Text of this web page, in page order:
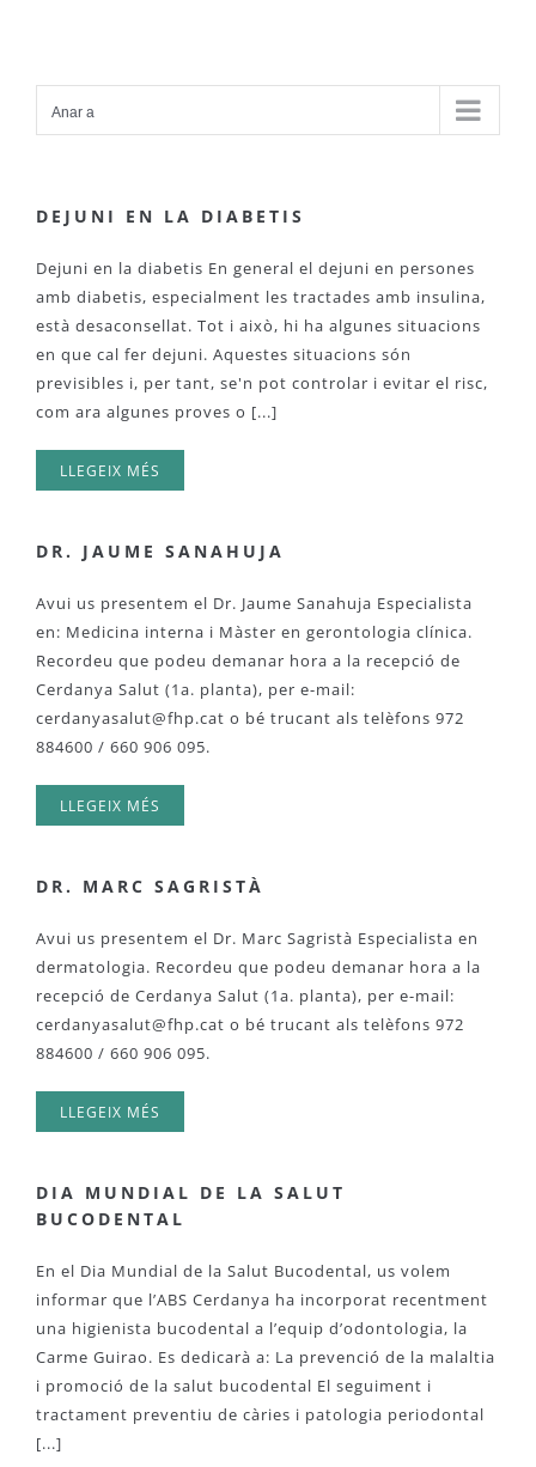
Anar a
DEJUNI EN LA DIABETIS
Dejuni en la diabetis En general el dejuni en persones
amb diabetis, especialment les tractades amb insulina,
està desaconsellat. Tot i això, hi ha algunes situacions
en que cal fer dejuni. Aquestes situacions són
previsibles i, per tant, se'n pot controlar i evitar el risc,
com ara algunes proves o [...]
LLEGEIX MÉS
DR. JAUME SANAHUJA
Avui us presentem el Dr. Jaume Sanahuja Especialista
en: Medicina interna i Màster en gerontologia clínica.
Recordeu que podeu demanar hora a la recepció de
Cerdanya Salut (1a. planta), per e-mail:
cerdanyasalut@fhp.cat o bé trucant als telèfons 972
884600 / 660 906 095.
LLEGEIX MÉS
DR. MARC SAGRISTÀ
Avui us presentem el Dr. Marc Sagristà Especialista en
dermatologia. Recordeu que podeu demanar hora a la
recepció de Cerdanya Salut (1a. planta), per e-mail:
cerdanyasalut@fhp.cat o bé trucant als telèfons 972
884600 / 660 906 095.
LLEGEIX MÉS
DIA MUNDIAL DE LA SALUT
BUCODENTAL
En el Dia Mundial de la Salut Bucodental, us volem
informar que l’ABS Cerdanya ha incorporat recentment
una higienista bucodental a l’equip d’odontologia, la
Carme Guirao. Es dedicarà a: La prevenció de la malaltia
i promoció de la salut bucodental El seguiment i
tractament preventiu de càries i patologia periodontal
[...]